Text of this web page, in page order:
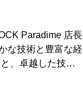
Paradime 店長
な技術と豊富な経
、卓越した技術